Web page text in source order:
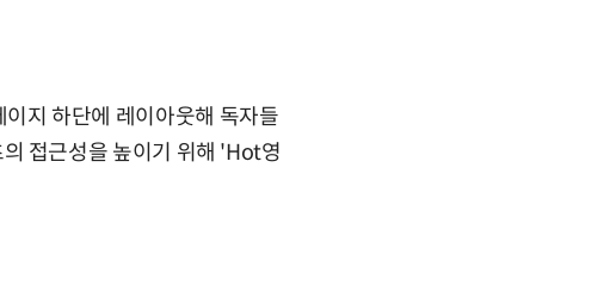
지 하단에 레이아웃해 독자들
접근성을 높이기 위해 'Hot영